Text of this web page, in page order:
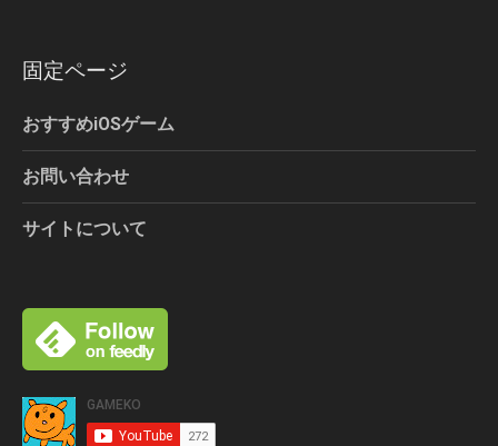
固定ページ
おすすめiOSゲーム
お問い合わせ
サイトについて